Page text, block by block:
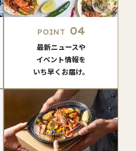
POINT 04
最新ニュースや
イベント情報を
いち早くお届け。